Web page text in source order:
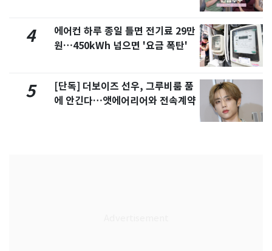
4
에어컨 하루 종일 틀면 전기료 29만
원…450kWh 넘으면 '요금 폭탄'
5
[단독] 더보이즈 선우, 그루비룸 품
에 안긴다…앳에어리어와 전속계약